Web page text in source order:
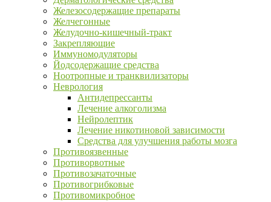
Железосодержащие препараты
Желчегонные
Желудочно-кишечный-тракт
Закрепляющие
Иммуномодуляторы
Йодсодержащие средства
Ноотропные и транквилизаторы
Неврология
Антидепрессанты
Лечение алкоголизма
Нейролептик
Лечение никотиновой зависимости
Средства для улучшения работы мозга
Противоязвенные
Противорвотные
Противозачаточные
Противогрибковые
Противомикробное